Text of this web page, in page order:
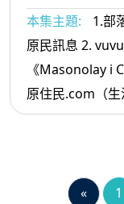
本集主題:
1.部
原民訊息 2. vuvu在唱歌（原民音樂）：漂流出口
《Masonolay i
原住民.com（
« 1